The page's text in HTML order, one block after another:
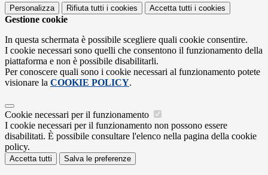
Personalizza Rifiuta tutti i cookies Accetta tutti i cookies
Gestione cookie
In questa schermata è possibile scegliere quali cookie consentire.
I cookie necessari sono quelli che consentono il funzionamento della
piattaforma e non è possibile disabilitarli.
Per conoscere quali sono i cookie necessari al funzionamento potete
visionare la COOKIE POLICY.
Cookie necessari per il funzionamento
I cookie necessari per il funzionamento non possono essere
disabilitati. È possibile consultare l'elenco nella pagina della cookie
policy.
Accetta tutti Salva le preferenze